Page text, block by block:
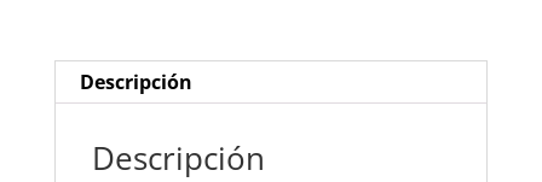
Descripción
Descripción